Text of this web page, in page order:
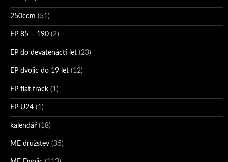
250ccm (51)
EP 85 – 190 (2)
EP do devatenácti let (23)
EP dvojic do 19 let (12)
EP flat track (1)
EP U24 (1)
kalendář (18)
ME družstev (35)